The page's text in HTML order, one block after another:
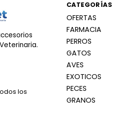
los
CATEGORÍAS
OFERTAS
FARMACIA
PERROS
GATOS
AVES
EXOTICOS
PECES
GRANOS